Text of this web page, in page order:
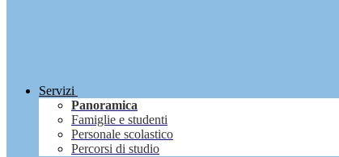
Servizi
Panoramica
Famiglie e studenti
Personale scolastico
Percorsi di studio